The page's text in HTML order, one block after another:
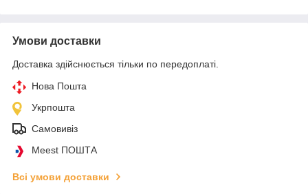
Умови доставки
Доставка здійснюється тільки по передоплаті.
Нова Пошта
Укрпошта
Самовивіз
Meest ПОШТА
Всі умови доставки